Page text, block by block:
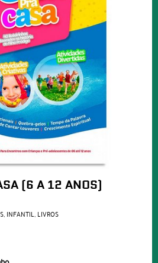
(6 A 12 ANOS)
, INFANTIL, LIVROS